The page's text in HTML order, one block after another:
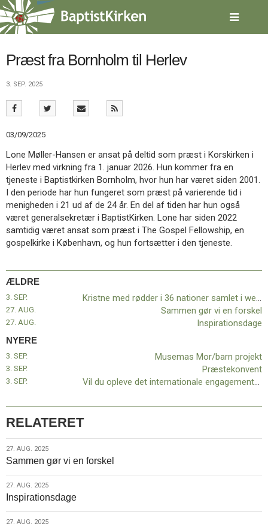
Spring
menu
over
gå
indhold Vend
forsiden
1.0:
Forside
3.0:
Kalender
4.0:
Inspiration
5.0:
Værktøjskassen
6.0:
Mission
7.0:
Om
BaptistKirken
8.0:
Kontakt
Kalender
12.0:
Inspiration
13.0:
Værktøjskassen
14.0:
Mission
15.0:
Om
BaptistKirken
16.0:
Kontakt
Næste
indlæg:
Mor/barn
projektForrige
Kristne
med
36
samlet
Præst fra Bornholm til Herlev
3. SEP. 2025
03/09/2025
Lone Møller-Hansen er ansat på deltid som præst i Korskirken i
Herlev med virkning fra 1. januar 2026. Hun kommer fra en
tjeneste i Baptistkirken Bornholm, hvor hun har været siden 2001.
I den periode har hun fungeret som præst på varierende tid i
menigheden i 21 ud af de 24 år. En del af tiden har hun også
været generalsekretær i BaptistKirken. Lone har siden 2022
samtidig været ansat som præst i The Gospel Fellowship, en
gospelkirke i København, og hun fortsætter i den tjeneste.
ÆLDRE
3. SEP. Kristne med rødder i 36 nationer samlet i weekenden
27. AUG. Sammen gør vi en forskel
27. AUG. Inspirationsdage
NYERE
Musemas Mor/barn projekt
3. SEP.
Præstekonvent
3. SEP.
Vil du opleve det internationale engagement – uden at forlade din stue?
3. SEP.
RELATERET
27.
aug.
2025
27. AUG. 2025
Sammen gør vi en forskel
27.
aug.
2025
27. AUG. 2025
Inspirationsdage
27. AUG. 2025